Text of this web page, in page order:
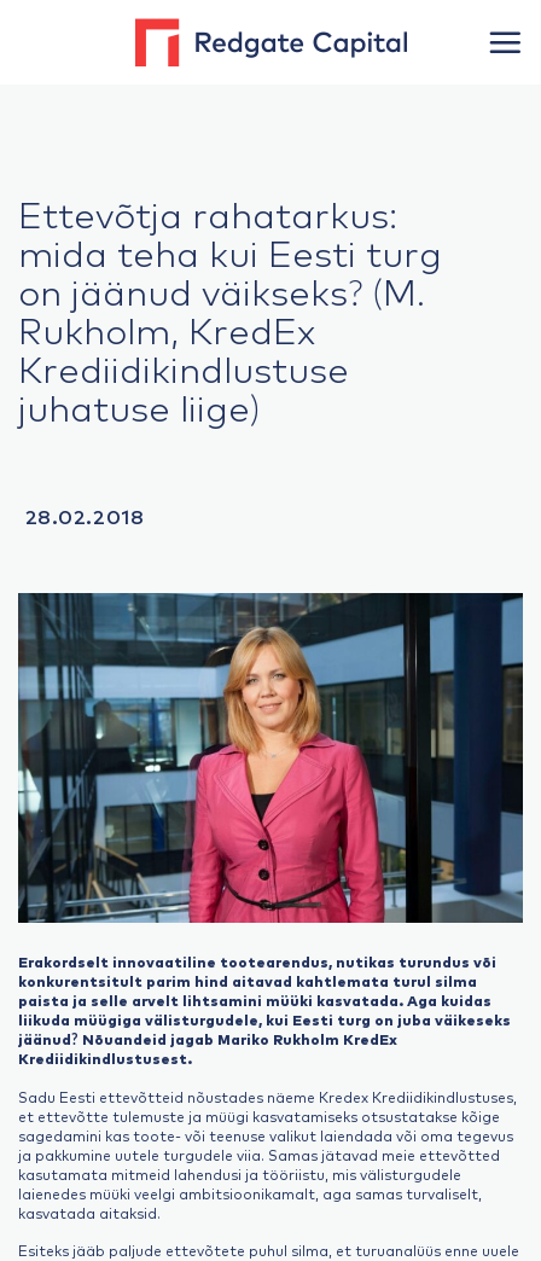
Ettevõtja rahatarkus:
mida teha kui Eesti turg
on jäänud väikseks? (M.
Rukholm, KredEx
Krediidikindlustuse
juhatuse liige)
28.02.2018
Erakordselt innovaatiline tootearendus, nutikas turundus või
konkurentsitult parim hind aitavad kahtlemata turul silma
paista ja selle arvelt lihtsamini müüki kasvatada. Aga kuidas
liikuda müügiga välisturgudele, kui Eesti turg on juba väikeseks
jäänud? Nõuandeid jagab Mariko Rukholm KredEx
Krediidikindlustusest.
Sadu Eesti ettevõtteid nõustades näeme Kredex Krediidikindlustuses,
et ettevõtte tulemuste ja müügi kasvatamiseks otsustatakse kõige
sagedamini kas toote- või teenuse valikut laiendada või oma tegevus
ja pakkumine uutele turgudele viia. Samas jätavad meie ettevõtted
kasutamata mitmeid lahendusi ja tööriistu, mis välisturgudele
laienedes müüki veelgi ambitsioonikamalt, aga samas turvaliselt,
kasvatada aitaksid.
Esiteks jääb paljude ettevõtete puhul silma, et turuanalüüs enne uuele